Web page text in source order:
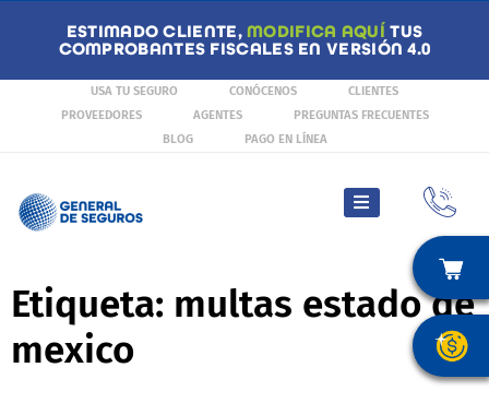
ESTIMADO CLIENTE, MODIFICA AQUÍ TUS
COMPROBANTES FISCALES EN VERSIÓN 4.0
USA TU SEGURO CONÓCENOS
CLIENTES
PROVEEDORES
AGENTES
PREGUNTAS FRECUENTES
BLOG
PAGO EN LÍNEA
Etiqueta: multas estado de
mexico